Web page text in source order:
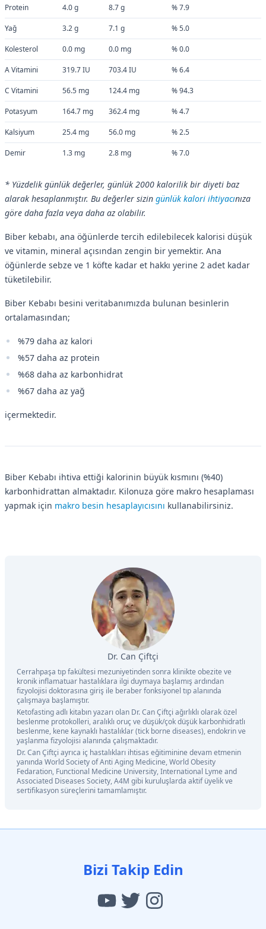
Protein 4.0 g 8.7 g % 7.9
Yağ 3.2 g 7.1 g % 5.0
Kolesterol 0.0 mg 0.0 mg % 0.0
A Vitamini 319.7 IU 703.4 IU % 6.4
C Vitamini 56.5 mg 124.4 mg % 94.3
Potasyum 164.7 mg 362.4 mg % 4.7
Kalsiyum 25.4 mg 56.0 mg % 2.5
Demir 1.3 mg 2.8 mg % 7.0
* Yüzdelik günlük değerler, günlük 2000 kalorilik bir diyeti baz
alarak hesaplanmıştır. Bu değerler sizin günlük kalori ihtiyacınıza
göre daha fazla veya daha az olabilir.
Biber kebabı, ana öğünlerde tercih edilebilecek kalorisi düşük
ve vitamin, mineral açısından zengin bir yemektir. Ana
öğünlerde sebze ve 1 köfte kadar et hakkı yerine 2 adet kadar
tüketilebilir.
Biber Kebabı besini veritabanımızda bulunan besinlerin
ortalamasından;
%79 daha az kalori
%57 daha az protein
%68 daha az karbonhidrat
%67 daha az yağ
içermektedir.
Biber Kebabı ihtiva ettiği kalorinin büyük kısmını (%40)
karbonhidrattan almaktadır. Kilonuza göre makro hesaplaması
yapmak için makro besin hesaplayıcısını kullanabilirsiniz.
Dr. Can Çiftçi
Cerrahpaşa tıp fakültesi mezuniyetinden sonra klinikte obezite ve
kronik inflamatuar hastalıklara ilgi duymaya başlamış ardından
fizyolojisi doktorasına giriş ile beraber fonksiyonel tıp alanında
çalışmaya başlamıştır.
Ketofasting adlı kitabın yazarı olan Dr. Can Çiftçi ağırlıklı olarak özel
beslenme protokolleri, aralıklı oruç ve düşük/çok düşük karbonhidratlı
beslenme, kene kaynaklı hastalıklar (tick borne diseases), endokrin ve
yaşlanma fizyolojisi alanında çalışmaktadır.
Dr. Can Çiftçi ayrıca iç hastalıkları ihtisas eğitiminine devam etmenin
yanında World Society of Anti Aging Medicine, World Obesity
Fedaration, Functional Medicine University, International Lyme and
Associated Diseases Society, A4M gibi kuruluşlarda aktif üyelik ve
sertifikasyon süreçlerini tamamlamıştır.
Bizi Takip Edin